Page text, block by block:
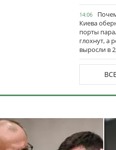
14:06
Киева
порты
глохнут, а
выросли в